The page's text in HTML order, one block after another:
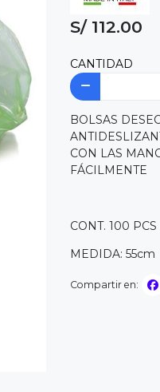
S/ 112.00
CANTIDAD
BOLSAS
CON LAS
FÁCILMENTE
CONT. 100 PCS
MEDIDA: 55cm
Compartir en: